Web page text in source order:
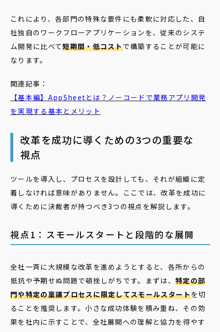
これにより、各部門の特殊な要件にも柔軟に対応した、自
社独自のワークフローアプリケーションを、従来のシステ
ム開発に比べて短期間・低コストで構築することが可能に
なります。
関連記事：
【基本編】 AppSheetとは？ノーコードで業務アプリ開発
を実現する基本とメリット
改革を成功に導くための3つの重要な
視点
ツールを導入し、プロセスを設計しても、それが組織に定
着しなければ意味がありません。ここでは、改革を成功に
導くために決裁者が持つべき3つの視点を解説します。
視点1：スモールスタートと段階的な展開
全社一斉に大規模な改革を進めようとすると、各所からの
抵抗や予期せぬ問題で頓挫しがちです。まずは、特定の部
門や特定の稟議プロセスに限定してスモールスタートを切
ることを推奨します。小さな成功体験を積み重ね、その効
果を社内に示すことで、全社展開への理解と協力を得やす